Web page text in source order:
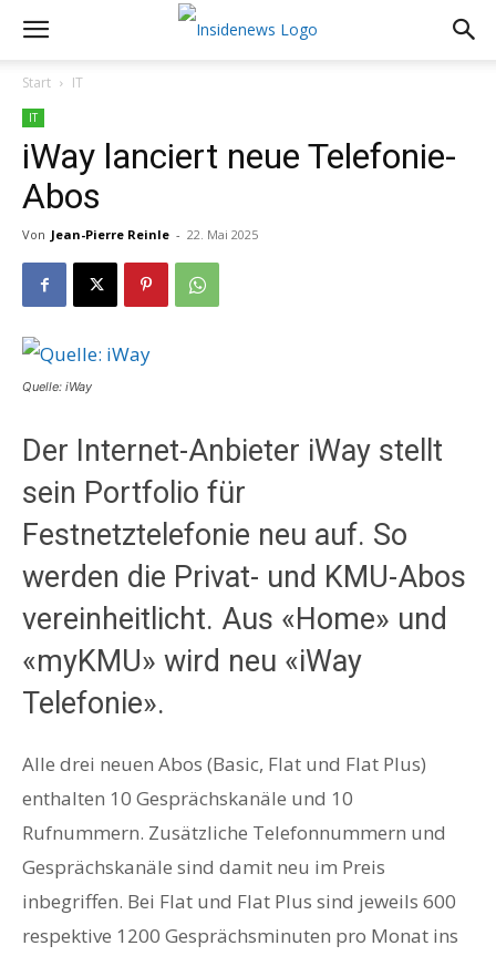
Start IT
IT
iWay lanciert neue Telefonie-
Abos
Von Jean-Pierre Reinle - 22. Mai 2025
Quelle: iWay
Der Internet-Anbieter iWay stellt
sein Portfolio für
Festnetztelefonie neu auf. So
werden die Privat- und KMU-Abos
vereinheitlicht. Aus «Home» und
«myKMU» wird neu «iWay
Telefonie».
Alle drei neuen Abos (Basic, Flat und Flat Plus)
enthalten 10 Gesprächskanäle und 10
Rufnummern. Zusätzliche Telefonnummern und
Gesprächskanäle sind damit neu im Preis
inbegriffen. Bei Flat und Flat Plus sind jeweils 600
respektive 1200 Gesprächsminuten pro Monat ins